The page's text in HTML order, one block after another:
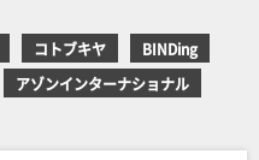
コトブキヤ
BINDing
アゾンインターナショナル